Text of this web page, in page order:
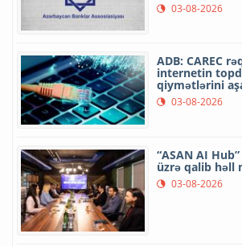
03-08-2026
ADB: CAREC
internetin
qiymətlərini
03-08-2026
“ASAN AI
üzrə qalib həll
03-08-2026